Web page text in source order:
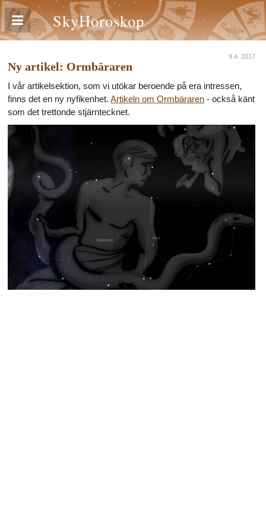
SkyHoroskop
9.4. 2017
Ny artikel: Ormbäraren
I vår artikelsektion, som vi utökar beroende på era intressen,
finns det en ny nyfikenhet. Artikeln om Ormbäraren - också känt
som det trettonde stjärntecknet.